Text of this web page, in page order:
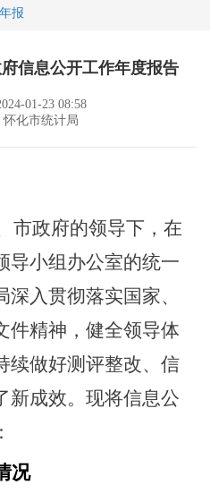
报
信息公开工作年度报告
01-23 08:58
化市统计局
市政府的领导下，在
导小组 办公室的统一
入贯彻落实国家、
件精神，健全领导体
续做好测评整改、信
新成效。现将信息公
况